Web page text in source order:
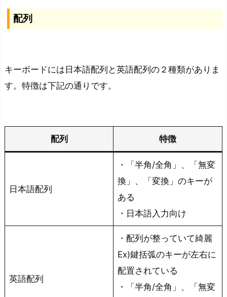
配列
キーボードには日本語配列と英語配列の２種類がありま
す。特徴は下記の通りです。
配列 特徴
日本語配列
・「半角/全角」、「無変
換」、「変換」のキーが
ある
・日本語入力向け
英語配列
・配列が整っていて綺麗
Ex)鍵括弧のキーが左右に
配置されている
・「半角/全角」、「無変